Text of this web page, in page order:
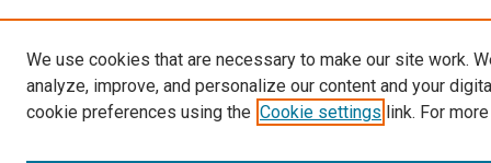
We use cookies that are necessary to make our site work.
analyze, improve, and personalize our content and your
cookie preferences using the Cookie settings link. For